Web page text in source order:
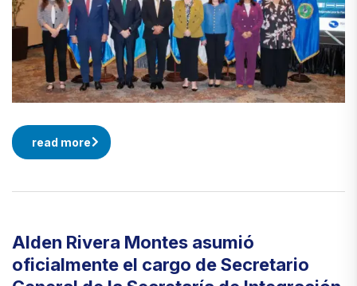
read more
Alden Rivera Montes asumió
oficialmente el cargo de Secretario